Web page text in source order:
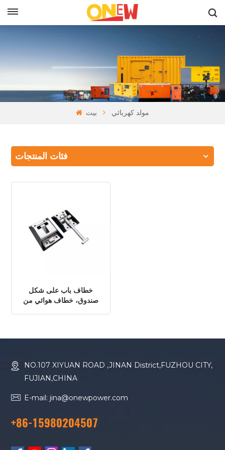
بيت مولد كهربائي
فئات المنتجات
خطاف باب على شكل
صندوق، خطاف هوائي من
NO.107 XIYUAN ROAD ,JINAN District,FUZHOU CITY,
FUJIAN,CHINA
E-mail: jina@onewpower.com
+86-15980204507